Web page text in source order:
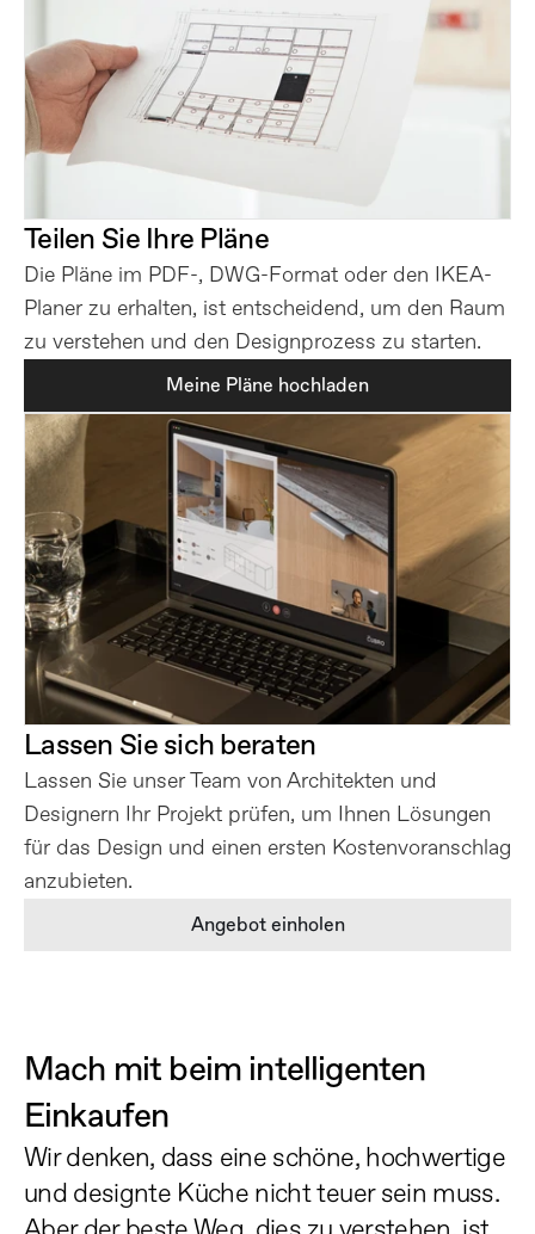
Teilen Sie Ihre Pläne
Die Pläne im PDF-, DWG-Format oder den IKEA-
Planer zu erhalten, ist entscheidend, um den Raum
zu verstehen und den Designprozess zu starten.
Meine Pläne hochladen
Lassen Sie sich beraten
Lassen Sie unser Team von Architekten und
Designern Ihr Projekt prüfen, um Ihnen Lösungen
für das Design und einen ersten Kostenvoranschlag
anzubieten.
Angebot einholen
Mach mit beim intelligenten
Einkaufen
Wir denken, dass eine schöne, hochwertige
und designte Küche nicht teuer sein muss.